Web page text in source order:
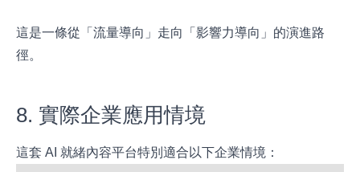
這是一條從「流量導向」走向「影響力導向」的演進路
徑。
8. 實際企業應用情境
這套 AI 就緒內容平台特別適合以下企業情境：